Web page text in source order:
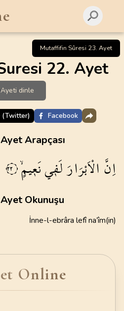
Mutaffifin Sûresi 23. Ayet
22. Ayet
Ayeti dinle
(Twitter) Facebook
Arapçası
اِنَّالْاَبْرَارَلَف۪ينَع۪يمٍۙ ٢٢
Okunuşu
İnne-l-ebrâra lefî na’îm(in)
Online